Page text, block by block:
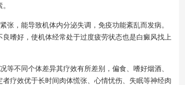
，能导致机体内分泌失调，免疫功能紊乱而发病。
嗜好，使机体经常处于过度疲劳状态也是白癜风找上
不同个体差异其疗效有所差别，偏食、嗜好烟酒、
疗效优于长时间肉体慌张、心情忧伤、失眠等神经肉